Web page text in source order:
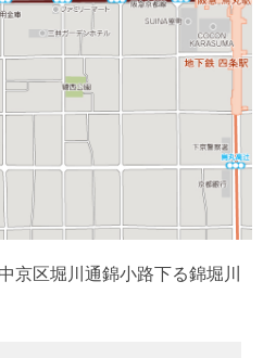
京区堀川通錦小路下る錦堀川